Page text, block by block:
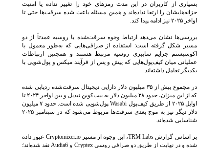
بسیاری از کاربران در این مدت رمزهای خود را تغییر نداده یا امنیت
خزانه‌هایشان را ارتقا نداده‌اند و همین مسئله باعث شده سرقت‌ها حتی تا
اواخر ۲۰۲۵ نیز ادامه پیدا کند.
بررسی‌ها نشان می‌دهد ارتباط وجوه سرقت‌شده با روسیه عمدتاً از دو
مسیر شکل گرفته است: استفاده از صرافی‌هایی که به‌طور معمول با
اکوسیستم جرایم سایبری روسیه مرتبط هستند و همچنین ارتباطات
عملیاتی میان کیف‌پول‌هایی که پیش و پس از فرآیند میکس و پول‌شویی با
یکدیگر تعامل داشته‌اند.
در مجموع بیش از ۳۵ میلیون دلار دارایی دیجیتال سرقت‌شده ردیابی شده
که از این میزان، حدود ۲۸ میلیون دلار به بیت‌کوین تبدیل و بین اواخر ۲۰۲۴ تا
اوایل ۲۰۲۵ از طریق کیف‌پول Wasabi پول‌شویی شده است. حدود ۷ میلیون
دلار دیگر نیز به موج بعدی سرقت‌ها مربوط می‌شود که در سپتامبر ۲۰۲۵
شناسایی شده‌اند.
بر اساس گزارش TRM Labs، این وجوه از مسیر Cryptomixer.io عبور داده
شده و در نهایت از طریق دو صرافی روسی Cryptex و Audia6 نقد شده‌اند؛